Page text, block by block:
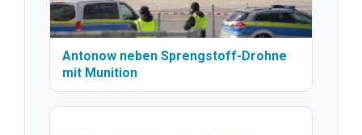
Antonow neben Sprengstoff-Drohne
mit Munition